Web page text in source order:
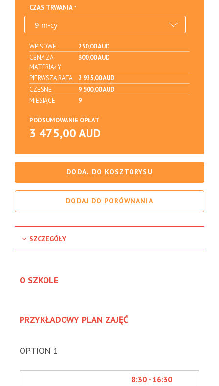
CZAS TRWANIA
WPISOWE
250,00 AUD
CENA ZA
MATERIAŁY
300,00 AUD
PIERWSZA RATA
2 925,00 AUD
CZESNE
9 500,00 AUD
MIESIĄCE
9
PODSUMOWANIE OPŁAT
3 475,00 AUD
DODAJ DO KOSZTORYSU
DODAJ DO PORÓWNANIA
SZCZEGÓŁY
O SZKOLE
PRZYKŁADOWY PLAN ZAJĘĆ
OPTION 1
8:30 - 16:30